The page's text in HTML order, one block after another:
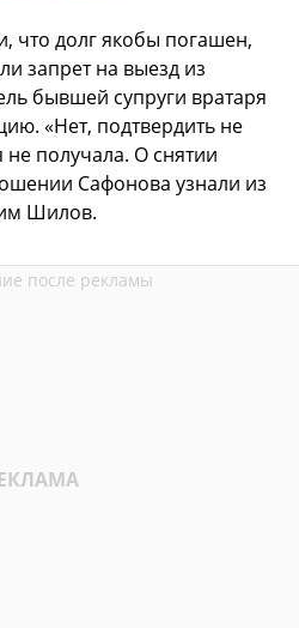
долг якобы погашен,
запрет на выезд из
бывшей супруги вратаря
«Нет, подтвердить не
не получала. О снятии
Сафонова узнали из
Шилов.